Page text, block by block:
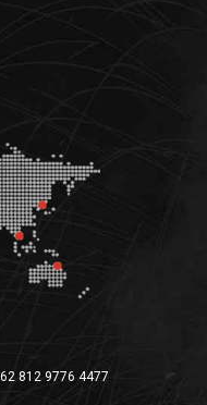
812 9776 4477